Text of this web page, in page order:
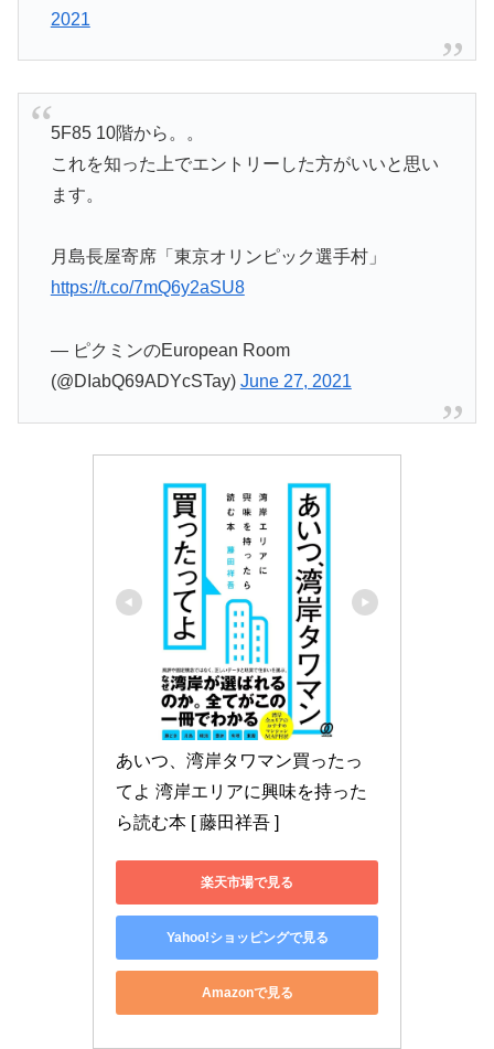
2021
5F85 10階から。。
これを知った上でエントリーした方がいいと思い
ます。
月島長屋寄席「東京オリンピック選手村」
https://t.co/7mQ6y2aSU8
— ピクミンのEuropean Room
(@DIabQ69ADYcSTay) June 27, 2021
あいつ、湾岸タワマン買ったっ
てよ 湾岸エリアに興味を持った
ら読む本 [ 藤田祥吾 ]
楽天市場で見る
Yahoo!ショッピングで見る
Amazonで見る